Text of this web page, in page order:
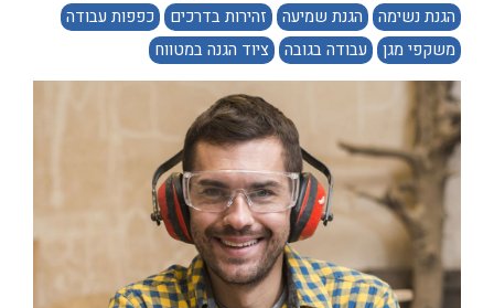
הגנת נשימה
הגנת שמיעה זהירות בדרכים
כפפות עבודה
משקפי מגן
עבודה בגובה ציוד הגנה במטווח